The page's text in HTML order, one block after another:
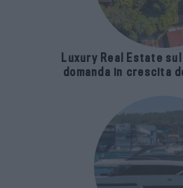
Luxury Real Estate
domanda in crescita